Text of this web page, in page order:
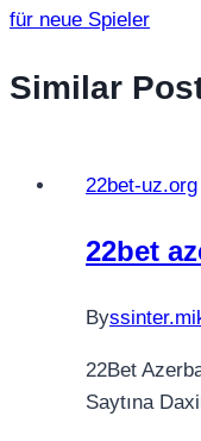
für neue Spieler
Similar
22bet-uz.org
22bet
By
22Bet
Saytına